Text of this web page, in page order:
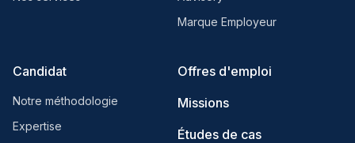
Marque Employeur
Candidat
Notre méthodologie
Expertise
Offres d'emploi
Missions
Études de cas